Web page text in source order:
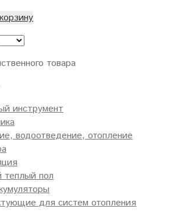
товара
инструмент
водоотведение, отопление
теплый пол
для систем отопления